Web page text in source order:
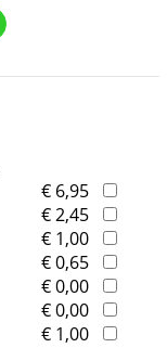
€ 6,95
€ 2,45
€ 1,00
€ 0,65
€ 0,00
€ 0,00
€ 1,00